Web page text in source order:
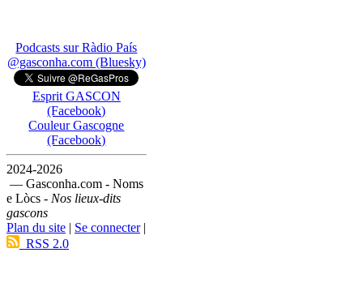
Podcasts sur Ràdio País
@gasconha.com (Bluesky)
Esprit GASCON
(Facebook)
Couleur Gascogne
(Facebook)
2024-2026
— Gasconha.com - Noms
e Lòcs - Nos lieux-dits
gascons
Plan du site | Se connecter|
RSS 2.0